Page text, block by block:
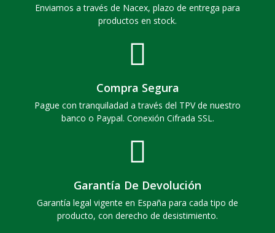
Enviamos a través de Nacex, plazo de entrega para
productos en stock.
Compra Segura
Pague con tranquiladad a través del TPV de nuestro
banco o Paypal. Conexión Cifrada SSL.
Garantía De Devolución
Garantía legal vigente en España para cada tipo de
producto, con derecho de desistimiento.